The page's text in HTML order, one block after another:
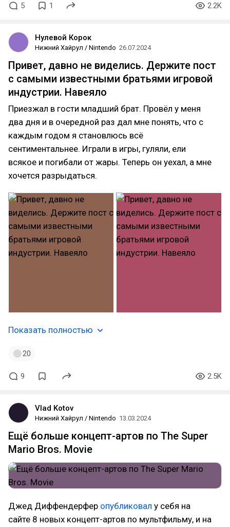
5 1 2.2K
Нулевой Корок
Нижний Хайрул / Nintendo 26.07.2024
Привет, давно не виделись. Держите пост
с самыми известными братьями игровой
индустрии. Навеяло
Приезжал в гости младший брат. Провёл у меня
два дня и в очередной раз дал мне понять, что с
каждым годом я становлюсь всё
сентиментальнее. Играли в игры, гуляли, ели
всякое и погибали от жары. Теперь он уехал, а мне
хочется разрыдаться.
Показать полностью
20
9 2.5K
Vlad Kotov
Нижний Хайрул / Nintendo 13.03.2024
Ещё больше концепт-артов по The Super
Mario Bros. Movie
Джед Диффендерфер опубликовал у себя на
сайте 8 новых концепт-артов по мультфильму, и на